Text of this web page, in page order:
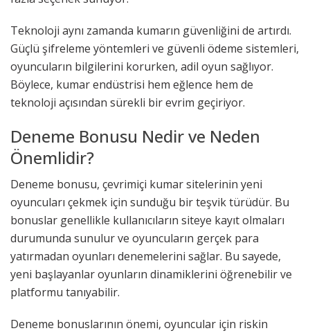
Teknoloji aynı zamanda kumarın güvenliğini de artırdı.
Güçlü şifreleme yöntemleri ve güvenli ödeme sistemleri,
oyuncuların bilgilerini korurken, adil oyun sağlıyor.
Böylece, kumar endüstrisi hem eğlence hem de
teknoloji açısından sürekli bir evrim geçiriyor.
Deneme Bonusu Nedir ve Neden
Önemlidir?
Deneme bonusu, çevrimiçi kumar sitelerinin yeni
oyuncuları çekmek için sunduğu bir teşvik türüdür. Bu
bonuslar genellikle kullanıcıların siteye kayıt olmaları
durumunda sunulur ve oyuncuların gerçek para
yatırmadan oyunları denemelerini sağlar. Bu sayede,
yeni başlayanlar oyunların dinamiklerini öğrenebilir ve
platformu tanıyabilir.
Deneme bonuslarının önemi, oyuncular için riskin